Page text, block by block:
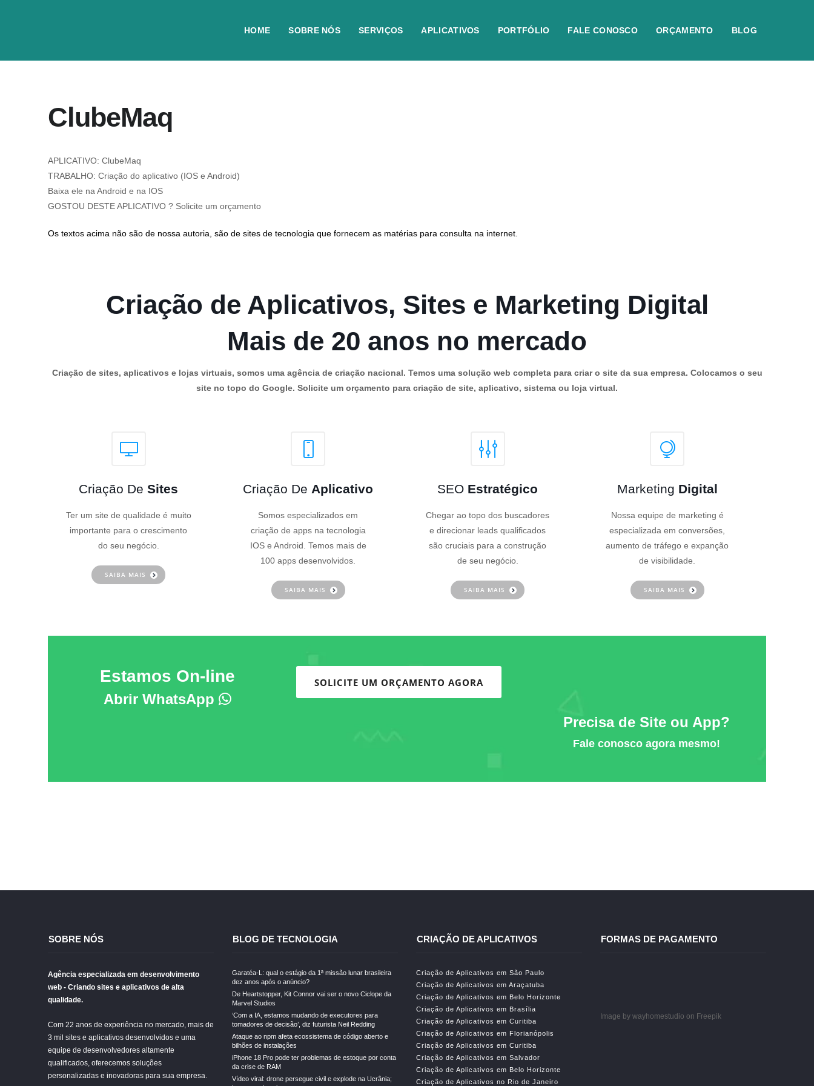
HOME SOBRE NÓS SERVIÇOS APLICATIVOS PORTFÓLIO FALE CONOSCO ORÇAMENTO BLOG
ClubeMaq
APLICATIVO: ClubeMaq
TRABALHO: Criação do aplicativo (IOS e Android)
Baixa ele na Android e na IOS
GOSTOU DESTE APLICATIVO ? Solicite um orçamento
Os textos acima não são de nossa autoria, são de sites de tecnologia que fornecem as matérias para consulta na internet.
Criação de Aplicativos, Sites e Marketing Digital
Mais de 20 anos no mercado
Criação de sites, aplicativos e lojas virtuais, somos uma agência de criação nacional. Temos uma solução web completa para criar o site da sua empresa. Colocamos o seu
site no topo do Google. Solicite um orçamento para criação de site, aplicativo, sistema ou loja virtual.
Criação DeSites
Ter um site de qualidade é muito
importante para o crescimento
do seu negócio.
SAIBA MAIS
Criação De Aplicativo
Somos especializados em
criação de apps na tecnologia
IOS e Android. Temos mais de
100 apps desenvolvidos.
SAIBA MAIS
SEO Estratégico
Chegar ao topo dos buscadores
e direcionar leads qualificados
são cruciais para a construção
de seu negócio.
SAIBA MAIS
Marketing Digital
Nossa equipe de marketing é
especializada em conversões,
aumento de tráfego e expanção
de visibilidade.
SAIBA MAIS
Estamos On-line
Abrir WhatsApp
SOLICITE UM ORÇAMENTO AGORA
Precisa de Site ou App?
Fale conosco agora mesmo!
SOBRE NÓS
Agência especializada em desenvolvimento
web - Criando sites e aplicativos de alta
qualidade.
Com 22 anos de experiência no mercado, mais de
3 mil sites e aplicativos desenvolvidos e uma
equipe de desenvolvedores altamente
qualificados, oferecemos soluções
personalizadas e inovadoras para sua empresa.
BLOG DE TECNOLOGIA
Garatéa-L: qual o estágio da 1ª missão lunar brasileira
dez anos após o anúncio?
De Heartstopper, Kit Connor vai ser o novo Ciclope da
Marvel Studios
‘Com a IA, estamos mudando de executores para
tomadores de decisão’, diz futurista Neil Redding
Ataque ao npm afeta ecossistema de código aberto e
bilhões de instalações
iPhone 18 Pro pode ter problemas de estoque por conta
da crise de RAM
Vídeo viral: drone persegue civil e explode na Ucrânia;
CRIAÇÃO DE APLICATIVOS
Criação de Aplicativos em São Paulo
Criação de Aplicativos em Araçatuba
Criação de Aplicativos em Belo Horizonte
Criação de Aplicativos em Brasília
Criação de Aplicativos em Curitiba
Criação de Aplicativos em Florianópolis
Criação de Aplicativos em Curitiba
Criação de Aplicativos em Salvador
Criação de Aplicativos em Belo Horizonte
Criação de Aplicativos no Rio de Janeiro
FORMAS DE PAGAMENTO
Image by wayhomestudio on Freepik